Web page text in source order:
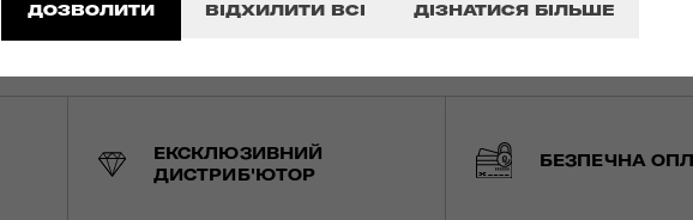
ДОЗВОЛИТИ ВІДХИЛИТИ ВСІ ДІЗНАТИСЯ БІЛЬШЕ
ЕКСКЛЮЗИВНИЙ
ДИСТРИБ'ЮТОР
БЕЗПЕЧНА